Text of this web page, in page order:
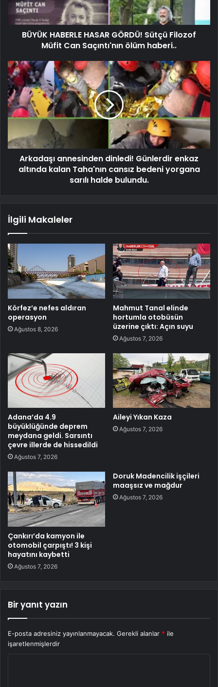
BÜYÜK HABERLE HASAR GÖRDÜ! Sütçü Filozof
Müfit Can Saçıntı'nın ölüm haberi..
Arkadaşı annesinden dinledi! Günlerdir enkaz
altında kalan Taha'nın cansız bedeni yorgana
sarılı halde bulundu.
İlgili Makaleler
Körfez’e nefes aldıran
operasyon
Ağustos 8, 2026
Mahmut Tanal elinde
hortumla otobüsün
üzerine çıktı: Açın suyu
Ağustos 7, 2026
Adana’da 4.9
büyüklüğünde deprem
meydana geldi. Sarsıntı
çevre illerde de hissedildi
Ağustos 7, 2026
Aileyi Yıkan Kaza
Ağustos 7, 2026
Çankırı’da kamyon ile
otomobil çarpıştı! 3 kişi
hayatını kaybetti
Ağustos 7, 2026
Doruk Madencilik işçileri
maaşsız ve mağdur
Ağustos 7, 2026
Bir yanıt yazın
E-posta adresiniz yayınlanmayacak. Gerekli alanlar * ile
işaretlenmişlerdir